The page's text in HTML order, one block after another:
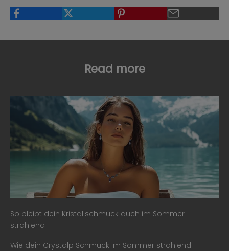
Read more
So bleibt dein Kristallschmuck auch im Sommer
strahlend
Wie dein Crystalp Schmuck im Sommer strahlend